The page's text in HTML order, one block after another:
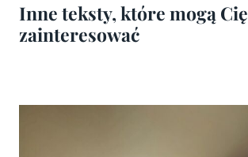
Inne teksty, które mogą Cię
zainteresować